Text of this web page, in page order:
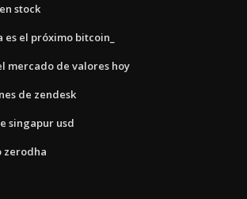
stock
el próximo bitcoin_
mercado de valores hoy
de zendesk
singapur usd
zerodha